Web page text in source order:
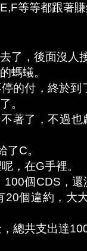
等等都跟著
了，後面沒人
螞蟻。
的付，終於
。
著了，不過
C。
，在G手裡。
個CDS，
20個違約，大
總共支出達